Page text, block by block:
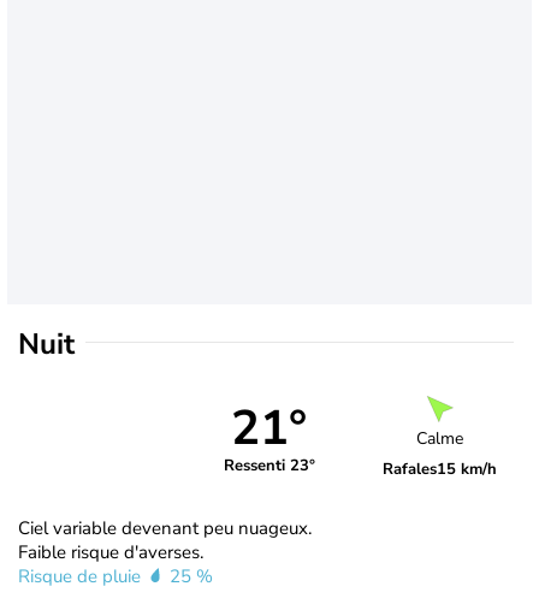
Nuit
21°
Ressenti 23°
Calme
Rafales15 km/h
Ciel variable devenant peu nuageux.
Faible risque d'averses.
Risque de pluie
25 %